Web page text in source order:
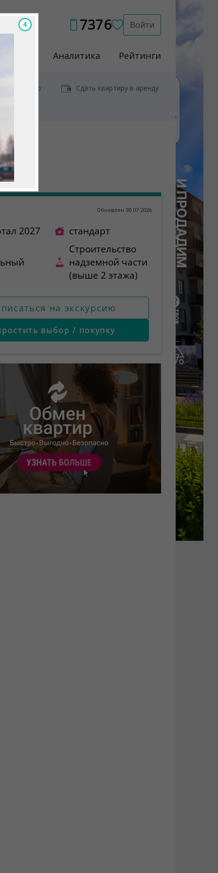
7376 Войти
Аналитика Рейтинги
у метро Сдать квартиру в аренду
Обновлен 30.07.2026
2027 стандарт
Строительство
надземной части
(выше 2 этажа)
на экскурсию
выбор / покупку
2